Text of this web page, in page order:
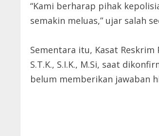
“Kami berharap pihak
semakin meluas,” ujar salah
Sementara itu, Kasat Reskrim
S.T.K., S.I.K., M.Si, saat
belum memberikan jawaban